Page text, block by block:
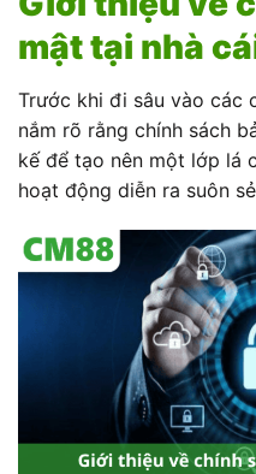
mật tại nhà
Trước khi đi sâu vào các
nắm rõ rằng chính sách
kế để tạo nên một lớp lá
hoạt động diễn ra suôn